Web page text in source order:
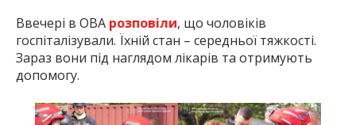
Ввечері в ОВА розповіли, що чоловіків
госпіталізували. Їхній стан – середньої тяжкості.
Зараз вони під наглядом лікарів та отримують
допомогу.